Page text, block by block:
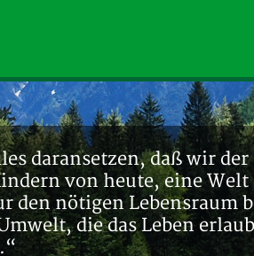
daransetzen, daß wir
von heute, eine
den nötigen Lebensraum
die das Leben